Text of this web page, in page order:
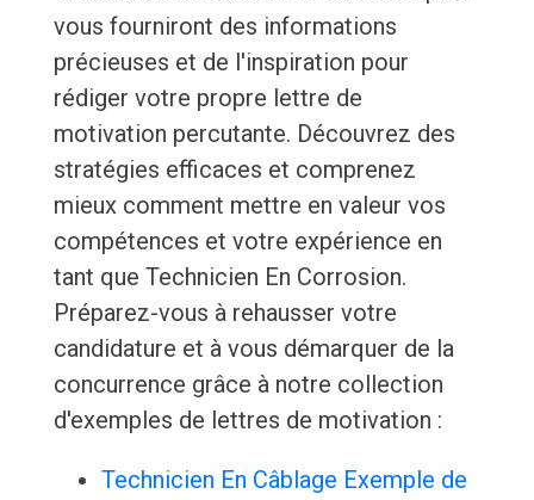
vous fourniront des informations
précieuses et de l'inspiration pour
rédiger votre propre lettre de
motivation percutante. Découvrez des
stratégies efficaces et comprenez
mieux comment mettre en valeur vos
compétences et votre expérience en
tant que Technicien En Corrosion.
Préparez-vous à rehausser votre
candidature et à vous démarquer de la
concurrence grâce à notre collection
d'exemples de lettres de motivation :
Technicien En Câblage Exemple de